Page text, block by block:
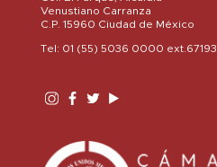
Venustiano Carranza
C.P. 15960 Ciudad de México
Tel: 01 (55) 5036 0000 ext.67193